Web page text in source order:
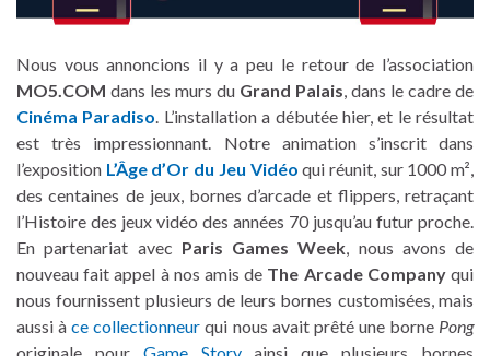
Nous vous annoncions il y a peu le retour de l’association
MO5.COM dans les murs du Grand Palais, dans le cadre de
Cinéma Paradiso. L’installation a débutée hier, et le résultat
est très impressionnant. Notre animation s’inscrit dans
l’exposition L’Âge d’Or du Jeu Vidéo qui réunit, sur 1000 m²,
des centaines de jeux, bornes d’arcade et flippers, retraçant
l’Histoire des jeux vidéo des années 70 jusqu’au futur proche.
En partenariat avec Paris Games Week, nous avons de
nouveau fait appel à nos amis de The Arcade Companyqui
nous fournissent plusieurs de leurs bornes customisées, mais
aussi àce collectionneur qui nous avait prêté une borne Pong